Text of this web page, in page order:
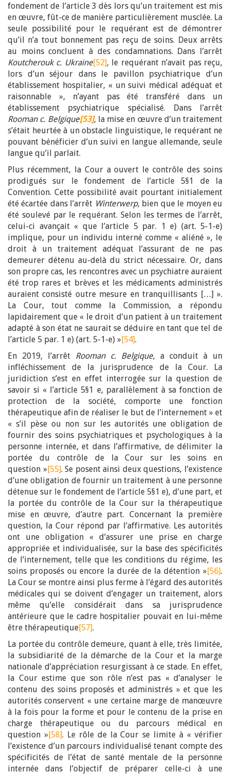
fondement de l’article 3 dès lors qu’un traitement est mis
en œuvre, fût-ce de manière particulièrement musclée. La
seule possibilité pour le requérant est de démontrer
qu’il n’a tout bonnement pas reçu de soins. Deux arrêts
au moins concluent à des condamnations. Dans l’arrêt
Koutcherouk c. Ukraine[52],le requérant n’avait pas reçu,
lors d’un séjour dans le pavillon psychiatrique d’un
établissement hospitalier, « un suivi médical adéquat et
raisonnable », n’ayant pas été transféré dans un
établissement psychiatrique spécialisé. Dans l’arrêt
Rooman c. Belgique[53],la mise en œuvre d’un traitement
s’était heurtée à un obstacle linguistique, le requérant ne
pouvant bénéficier d’un suivi en langue allemande, seule
langue qu’il parlait.
Plus récemment, la Cour a ouvert le contrôle des soins
prodigués sur le fondement de l’article 5§1 de la
Convention. Cette possibilité avait pourtant initialement
été écartée dans l’arrêt Winterwerp,bien que le moyen eu
été soulevé par le requérant. Selon les termes de l’arrêt,
celui-ci avançait « que l’article 5 par. 1 e) (art. 5-1-e)
implique, pour un individu interné comme « aliéné », le
droit à un traitement adéquat l’assurant de ne pas
demeurer détenu au-delà du strict nécessaire. Or, dans
son propre cas, les rencontres avec un psychiatre auraient
été trop rares et brèves et les médicaments administrés
auraient consisté outre mesure en tranquillisants […] ».
La Cour, tout comme la Commission, a répondu
lapidairement que « le droit d’un patient à un traitement
adapté à son état ne saurait se déduire en tant que tel de
l’article 5 par. 1 e) (art. 5-1-e) »[54].
En 2019, l’arrêt Rooman c. Belgique, a conduit à un
infléchissement de la jurisprudence de la Cour. La
juridiction s’est en effet interrogée sur la question de
savoir si « l’article 5§1 e, parallèlement à sa fonction de
protection de la société, comporte une fonction
thérapeutique afin de réaliser le but de l’internement » et
« s’il pèse ou non sur les autorités une obligation de
fournir des soins psychiatriques et psychologiques à la
personne internée, et dans l’affirmative, de délimiter la
portée du contrôle de la Cour sur les soins en
question »[55]. Se posent ainsi deux questions, l’existence
d’une obligation de fournir un traitement à une personne
détenue sur le fondement de l’article 5§1 e), d’une part, et
la portée du contrôle de la Cour sur la thérapeutique
mise en œuvre, d’autre part. Concernant la première
question, la Cour répond par l’affirmative. Les autorités
ont une obligation « d’assurer une prise en charge
appropriée et individualisée, sur la base des spécificités
de l’internement, telle que les conditions du régime, les
soins proposés ou encore la durée de la détention »[56].
La Cour se montre ainsi plus ferme à l’égard des autorités
médicales qui se doivent d’engager un traitement, alors
même qu’elle considérait dans sa jurisprudence
antérieure que le cadre hospitalier pouvait en lui-même
être thérapeutique[57].
La portée du contrôle demeure, quant à elle, très limitée,
la subsidiarité de la démarche de la Cour et la marge
nationale d’appréciation resurgissant à ce stade. En effet,
la Cour estime que son rôle n’est pas « d’analyser le
contenu des soins proposés et administrés » et que les
autorités conservent « une certaine marge de manœuvre
à la fois pour la forme et pour le contenu de la prise en
charge thérapeutique ou du parcours médical en
question »[58]. Le rôle de la Cour se limite à « vérifier
l’existence d’un parcours individualisé tenant compte des
spécificités de l’état de santé mentale de la personne
internée dans l’objectif de préparer celle-ci à une